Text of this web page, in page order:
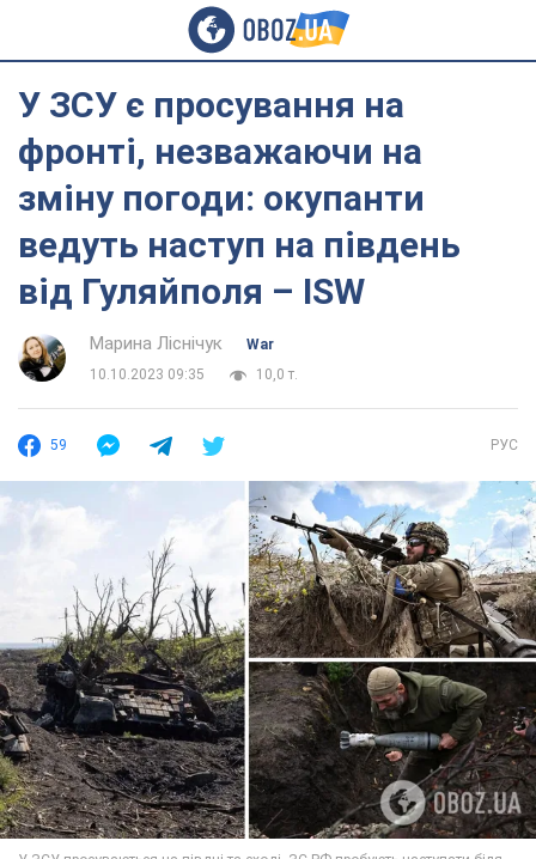
У ЗСУ є просування на
фронті, незважаючи на
зміну погоди: окупанти
ведуть наступ на південь
від Гуляйполя – ISW
Марина Ліснічук
War
10.10.2023 09:35
10,0 т.
59 РУС